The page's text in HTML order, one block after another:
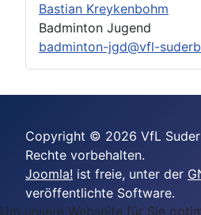
Bastian Kreykenbohm
Badminton Jugend
badminton-jgd@vfl-
Copyright © 2026 VfL
Rechte vorbehalten.
Joomla! ist freie, unter der
veröffentlichte Software.
Um unsere Webseite für Sie